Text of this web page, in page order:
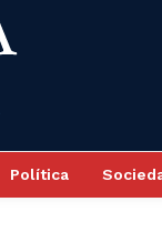
Política